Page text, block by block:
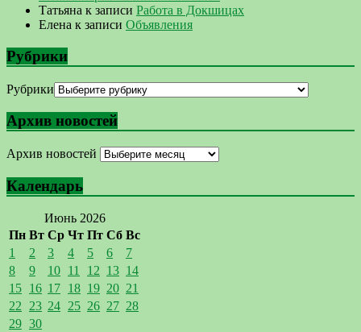
Татьяна к записи Работа в Докшицах
Елена к записи Объявления
Рубрики
Рубрики
Архив новостей
Архив новостей
Календарь
Июнь 2026
Пн Вт Ср Чт Пт Сб Вс
1 2 3 4 5 6
7
8
9 10 11 12 13 14
15 16 17 18 19 20 21
22 23 24 25 26 27 28
29 30